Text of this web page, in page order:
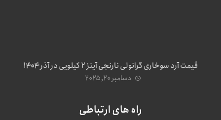
قیمت آرد سوخاری گرانولی نارنجی آینز ۲ کیلویی در آذر ۱۴۰۴
دسامبر ۲۰, ۲۰۲۵
راه های ارتباطی